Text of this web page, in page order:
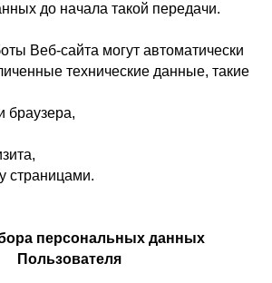
до начала такой передачи.
Веб-сайта могут автоматически
технические данные, такие
браузера,
страницами.
персональных данных
Пользователя